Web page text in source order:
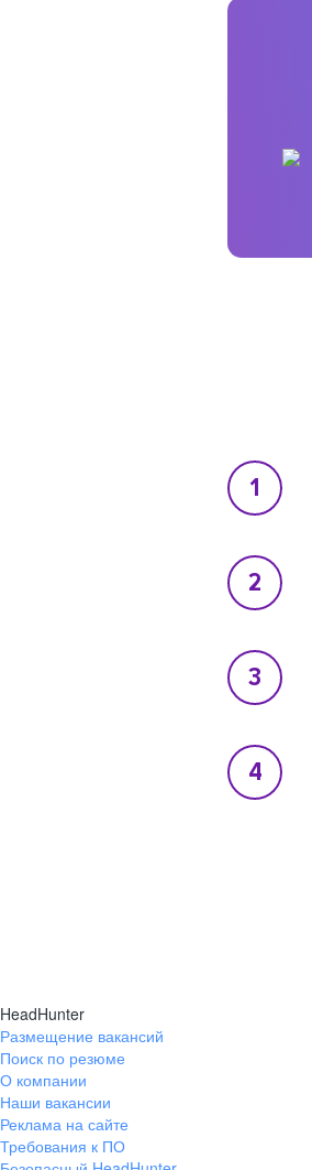
HeadHunter
Размещение вакансий
Поиск по резюме
О компании
Наши вакансии
Реклама на сайте
Требования к ПО